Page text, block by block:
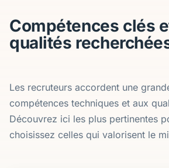
Compétences clés
qualités
Les recruteurs accordent une
compétences techniques et aux
Découvrez ici les plus pertinentes
choisissez celles qui valorisent le